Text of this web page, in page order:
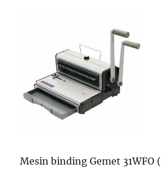
Mesin binding Gemet 31WFO